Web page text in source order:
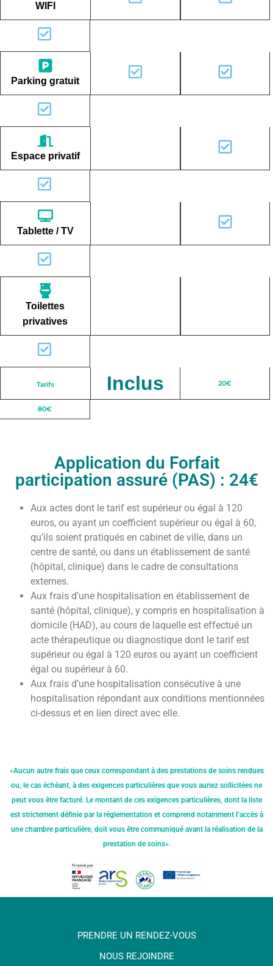
WIFI
Parking gratuit
Espace privatif
Tablette / TV
Toilettes
privatives
Tarifs Inclus 20€
80€
Application du Forfait
participation assuré (PAS) : 24€
Aux actes dont le tarif est supérieur ou égal à 120
euros, ou ayant un coefficient supérieur ou égal à 60,
qu’ils soient pratiqués en cabinet de ville, dans un
centre de santé, ou dans un établissement de santé
(hôpital, clinique) dans le cadre de consultations
externes.
Aux frais d’une hospitalisation en établissement de
santé (hôpital, clinique), y compris en hospitalisation à
domicile (HAD), au cours de laquelle est effectué un
acte thérapeutique ou diagnostique dont le tarif est
supérieur ou égal à 120 euros ou ayant un coefficient
égal ou supérieur à 60.
Aux frais d’une hospitalisation consécutive à une
hospitalisation répondant aux conditions mentionnées
ci-dessus et en lien direct avec elle.
«Aucun autre frais que ceux correspondant à des prestations de soins rendues
ou, le cas échéant, à des exigences particulières que vous auriez sollicitées ne
peut vous être facturé. Le montant de ces exigences particulières, dont la liste
est strictement définie par la réglementation et comprend notamment l’accès à
une chambre particulière, doit vous être communiqué avant la réalisation de la
prestation de soins».
PRENDRE UN RENDEZ-VOUS
NOUS REJOINDRE